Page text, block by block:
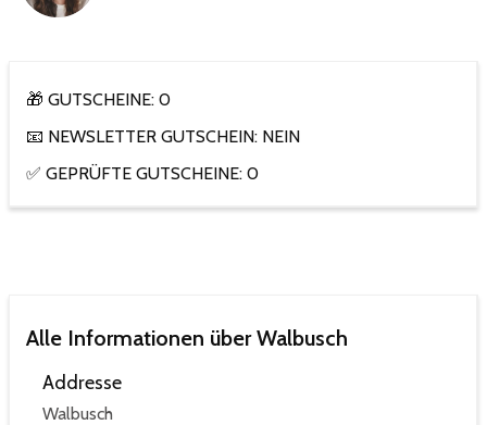
🎁 GUTSCHEINE: 0
📧 NEWSLETTER GUTSCHEIN: NEIN
✅ GEPRÜFTE GUTSCHEINE: 0
Alle Informationen über Walbusch
Addresse
Walbusch